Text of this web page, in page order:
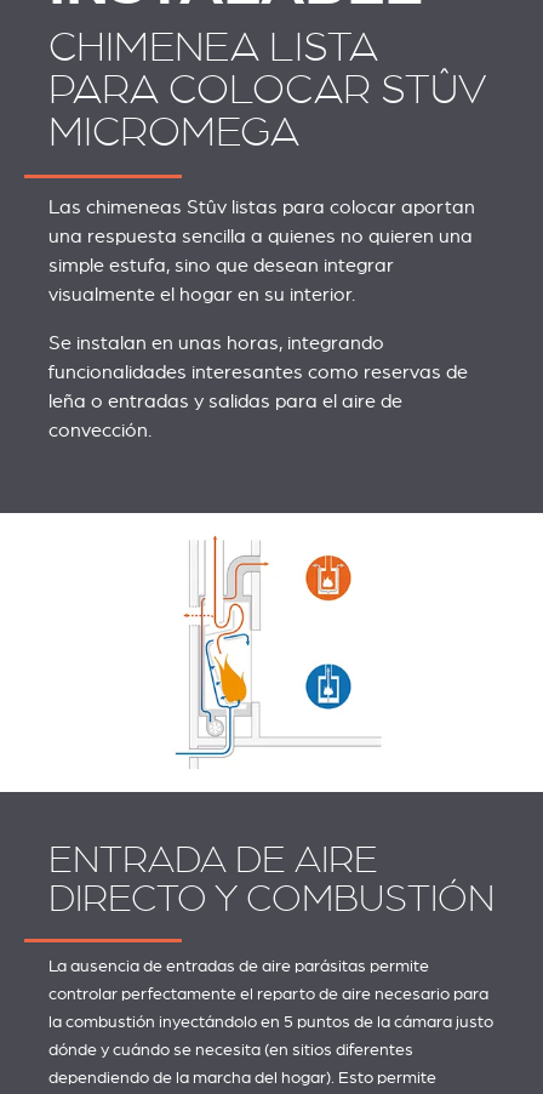
CHIMENEA LISTA
PARA COLOCAR STÛV
MICROMEGA
Las chimeneas Stûv listas para colocar aportan
una respuesta sencilla a quienes no quieren una
simple estufa, sino que desean integrar
visualmente el hogar en su interior.
Se instalan en unas horas, integrando
funcionalidades interesantes como reservas de
leña o entradas y salidas para el aire de
convección.
ENTRADA DE AIRE
DIRECTO Y COMBUSTIÓN
La ausencia de entradas de aire parásitas permite
controlar perfectamente el reparto de aire necesario para
la combustión inyectándolo en 5 puntos de la cámara justo
dónde y cuándo se necesita (en sitios diferentes
dependiendo de la marcha del hogar). Esto permite